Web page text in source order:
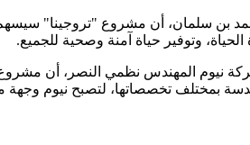
بن سلمان، أن مشروع "تروجينا"
نيوم المهندس نظمي النصر، أن
بمختلف تخصصاتها، لتصبح نيوم